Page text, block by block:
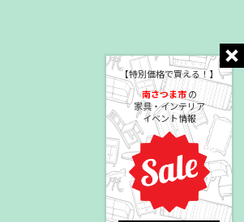
【特別価格で買える！】
南さつま市の
家具・インテリア
イベント情報